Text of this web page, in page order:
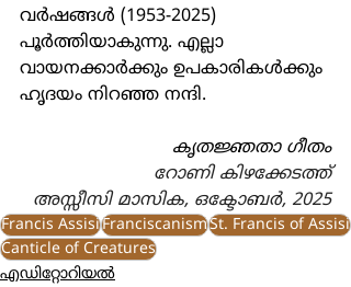
വര്‍ഷങ്ങള്‍ (1953-2025)
പൂര്‍ത്തിയാകുന്നു. എല്ലാ
വായനക്കാര്‍ക്കും ഉപകാരികള്‍ക്കും
ഹൃദയം നിറഞ്ഞ നന്ദി.
കൃതജ്ഞതാ ഗീതം
റോണി കിഴക്കേടത്ത്
അസ്സീസി മാസിക, ഒക്ടോബർ, 2025
Francis AssisiFranciscanismSt. Francis of Assisi
Canticle of Creatures
എഡിറ്റോറിയൽ